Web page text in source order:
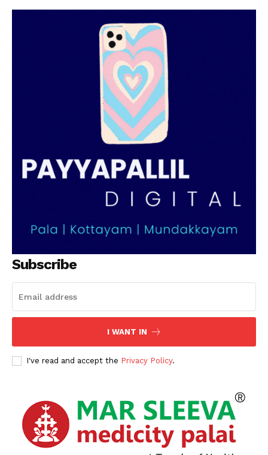
Subscribe
I WANT IN
I've read and accept the Privacy Policy.